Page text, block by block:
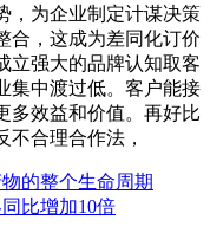
，为企业制定计谋决策
合，这成为差同化订价
立强大的品牌认知取客
集中渡过低。客户能接
多效益和价值。再好比
不合理合作法，
的整个生命周期
比增加10倍